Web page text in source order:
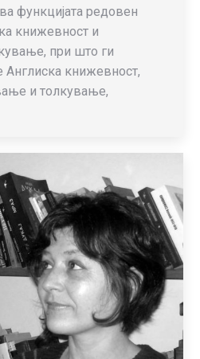
функцијата редовен
книжевност и
при што ги
Англиска книжевност,
и толкување,